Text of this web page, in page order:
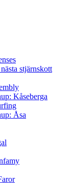
stjärnskott
Kåseberga
Åsa